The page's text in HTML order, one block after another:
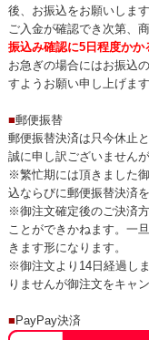
後、お振込をお願いしま
ご入金が確認でき次第、
振込み確認に5日程度かか
お急ぎの場合にはお振込
すようお願い申し上げます
■郵便振替
郵便振替決済は只今休止
誠に申し訳ございません
※繁忙期には頂きました
込ならびに郵便振替決済
※御注文確定後のご決済
ことができかねます。一
きます形になります。
※御注文より14日経過し
りませんが御注文をキャ
■PayPay決済